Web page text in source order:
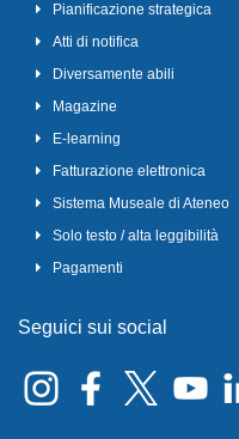
Pianificazione strategica
Atti di notifica
Diversamente abili
Magazine
E-learning
Fatturazione elettronica
Sistema Museale di Ateneo
Solo testo / alta leggibilità
Pagamenti
Seguici sui social